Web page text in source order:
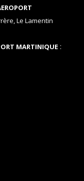
Le Lamentin
MARTINIQUE: